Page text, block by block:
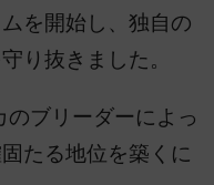
を開始し、独自の
り抜きました。
ブリーダーによっ
たる地位を築くに